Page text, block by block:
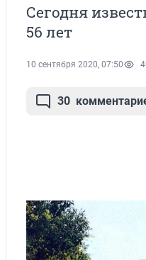
Сегодня
56 лет
10 сентября 2020, 07:50
30